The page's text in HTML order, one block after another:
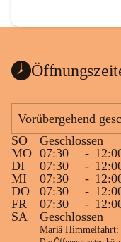
Vorübergehend
SO
Geschlossen
MO 07:30 -
DI
07:30 -
MI
07:30 -
DO
07:30 -
FR
07:30 -
SA
Geschlossen
Mariä Himmelfahrt: